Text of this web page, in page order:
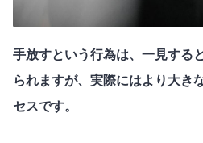
手放すという行為は、一見する
られますが、実際にはより大き
セスです。